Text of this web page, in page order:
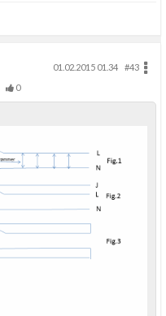
01.02.2015 01.34
#43
0